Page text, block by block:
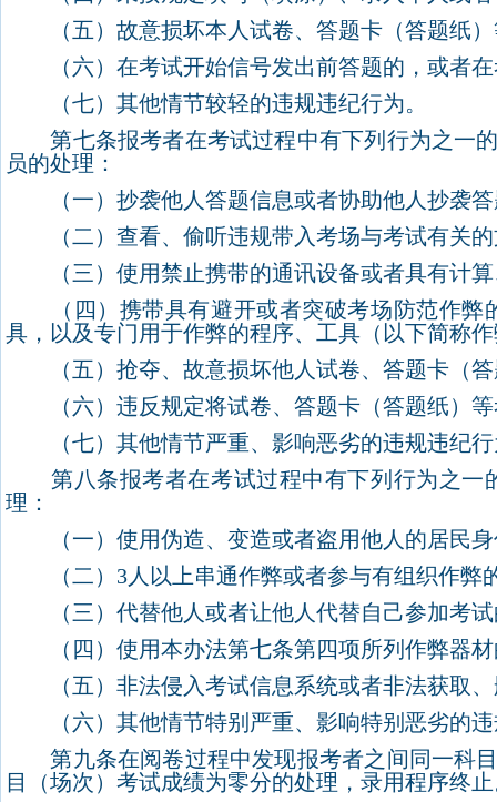
（五）故意损坏本人试卷、答题卡（答题纸）
（六）在考试开始信号发出前答题的，或者在
（七）其他情节较轻的违规违纪行为。
第七条报考者在考试过程中有下列行为之一的
员的处理：
（一）抄袭他人答题信息或者协助他人抄袭答
（二）查看、偷听违规带入考场与考试有关的
（三）使用禁止携带的通讯设备或者具有计算
（四）携带具有避开或者突破考场防范作弊
具，以及专门用于作弊的程序、工具（以下简称
（五）抢夺、故意损坏他人试卷、答题卡（答
（六）违反规定将试卷、答题卡（答题纸）等
（七）其他情节严重、影响恶劣的违规违纪行
第八条报考者在考试过程中有下列行为之一
理：
（一）使用伪造、变造或者盗用他人的居民身
（二） 3人以上串通作弊或者参与有组织作弊
（三）代替他人或者让他人代替自己参加考试
（四）使用本办法第七条第四项所列作弊器材
（五）非法侵入考试信息系统或者非法获取、
（六）其他情节特别严重、影响特别恶劣的违
第九条在阅卷过程中发现报考者之间同一科目
目（场次）考试成绩为零分的处理，录用程序终